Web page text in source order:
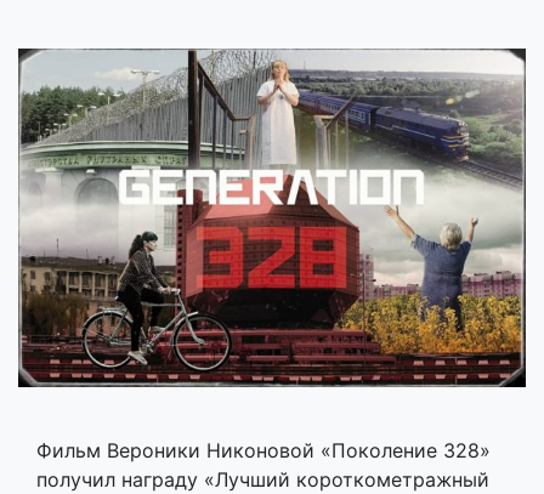
Фильм Вероники Никоновой «Поколение 328»
получил награду «Лучший короткометражный